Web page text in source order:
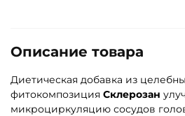
Описание товара
Диетическая добавка из
фитокомпозиция Склерозан
микроциркуляцию сосудов